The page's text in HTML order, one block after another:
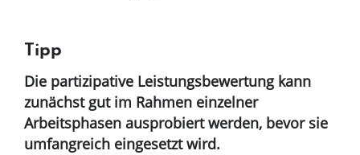
Tipp
Die partizipative Leistungsbewertung kann
zunächst gut im Rahmen einzelner
Arbeitsphasen ausprobiert werden, bevor sie
umfangreich eingesetzt wird.